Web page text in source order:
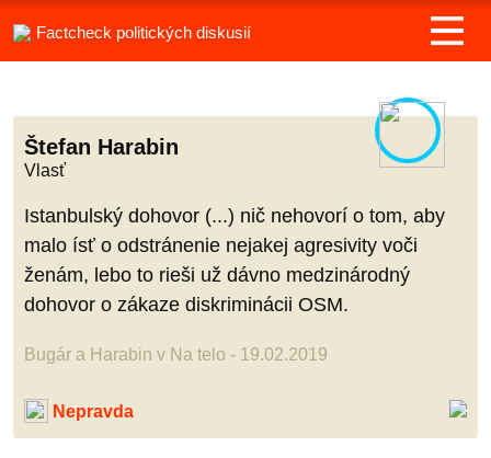
Factcheck politických diskusií
Štefan Harabin
Vlasť
Istanbulský dohovor (...) nič nehovorí o tom, aby
malo ísť o odstránenie nejakej agresivity voči
ženám, lebo to rieši už dávno medzinárodný
dohovor o zákaze diskriminácii OSM.
Bugár a Harabin v Na telo - 19.02.2019
Nepravda